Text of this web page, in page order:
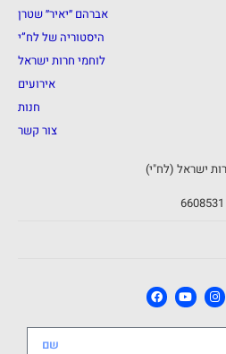
אברהם ״יאיר״ שטרן
היסטוריה של לח”י
לוחמי חרות ישראל
אירועים
חנות
צור קשר
ישראל (לח"י)